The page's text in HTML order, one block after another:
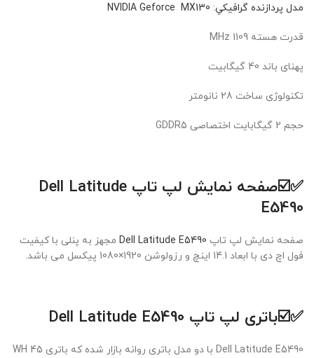
مدل پردازنده گرافيکي:
NVIDIA Geforce MX130
قدرت هسته 1109 MHz
پهنای باند 40 گیگابیت
تکنولوژی ساخت 28 نانومتر
حجم 2 گیگابایت اختصاصی GDDR5
✅☑️صفحه نمایش لپ تاپ Dell Latitude
E5490
صفحه نمایش لپ تاپ Dell Latitude E5490 مجهز به پنلی با کیفیت
فول اچ دی با ابعاد 14.1 اینچ و رزولوشن 1920×1080 پیکسل می باشد.
✅☑️باتری لپ تاپ Dell Latitude E5490
Dell Latitude E5490 با دو مدل باتری روانه بازار شده که باتری 45 WH